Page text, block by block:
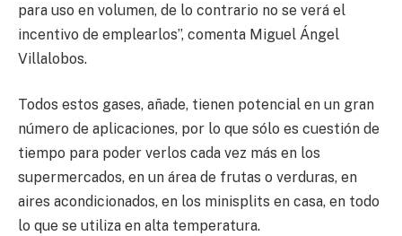
para uso en volumen, de lo contrario no se verá el
incentivo de emplearlos”, comenta Miguel Ángel
Villalobos.
Todos estos gases, añade, tienen potencial en un gran
número de aplicaciones, por lo que sólo es cuestión de
tiempo para poder verlos cada vez más en los
supermercados, en un área de frutas o verduras, en
aires acondicionados, en los minisplits en casa, en todo
lo que se utiliza en alta temperatura.